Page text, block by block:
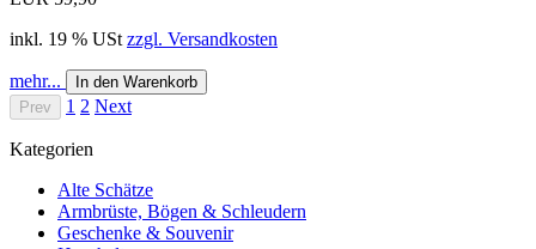
inkl. 19 % USt zzgl. Versandkosten
mehr...
In den Warenkorb
Prev
1 2 Next
Kategorien
Alte Schätze
Armbrüste, Bögen & Schleudern
Geschenke & Souvenir